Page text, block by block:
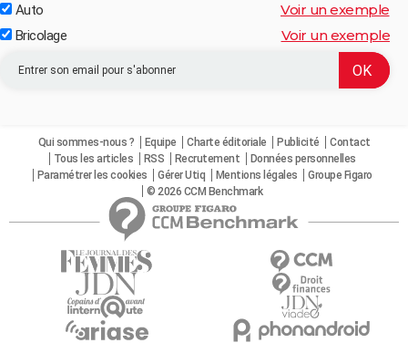
Auto Voir un exemple
Bricolage Voir un exemple
Qui sommes-nous ? Equipe Charte éditoriale Publicité
Contact
Tous les articles
RSS Recrutement
Données personnelles
Paramétrer les cookies
Gérer Utiq Mentions légales
Groupe Figaro
© 2026 CCM Benchmark